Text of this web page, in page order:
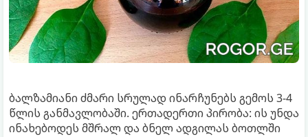
ბალზამიანი ძმარი სრულად ინარჩუნებს გემოს 3-4
წლის განმავლობაში. ერთადერთი პირობა: ის უნდა
ინახებოდეს მშრალ და ბნელ ადგილას ბოთლში